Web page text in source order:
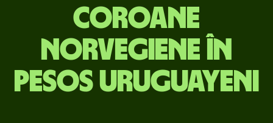
Coroane
norvegiene în
pesos uruguayeni